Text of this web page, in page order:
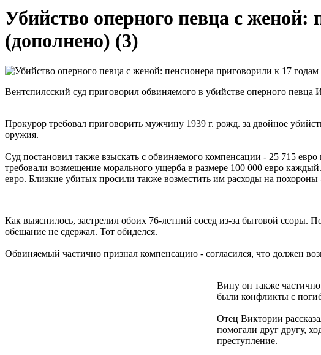
Убийство оперного певца с
(дополнено) (3)
Вентспилсский суд приговорил обвиняемого в убийстве оперного
Прокурор требовал приговорить мужчину 1939 г. рожд. за двойное
оружия.
Суд постановил также взыскать с обвиняемого компенсации - 25 715
требовали возмещение морального ущерба в размере 100 000 евро
евро. Близкие убитых просили также возместить им расходы на похороны
Как выяснилось, застрелил обоих 76-летний сосед из-за бытовой
обещание не сдержал. Тот обиделся.
Обвиняемый частично признал компенсацию - согласился, что должен
Вину он также частично
были конфликты с
Отец Виктории
помогали друг другу,
преступление.